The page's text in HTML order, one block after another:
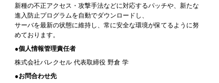
新種の不正アクセス・攻撃手法などに対応するパッチや、新たな
進入防止プログラムを自動でダウンロードし、
サーバを最新の状態に維持し、常に安全な環境が保てるように努
めております。
●個人情報管理責任者
株式会社バレクセル 代表取締役 野倉 学
●お問合わせ先